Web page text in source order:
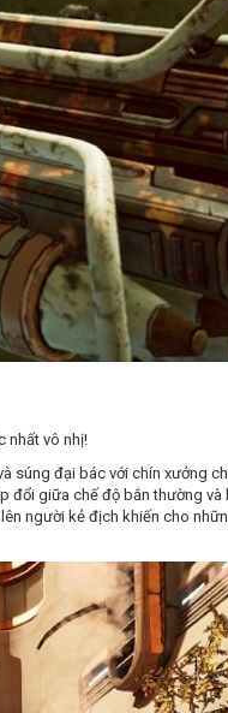
nhất vô nhị!
đại bác với chín xưởng
giữa chế độ bắn thường
người kẻ địch khiến cho